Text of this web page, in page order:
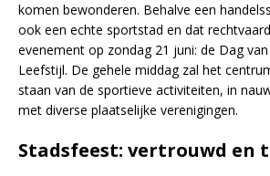
komen bewonderen. Behalve een
ook een echte sportstad en dat
evenement op zondag 21 juni: de Dag
Leefstijl. De gehele middag zal het
staan van de sportieve activiteiten, in
met diverse plaatselijke verenigingen.
Stadsfeest: vertrouwd en